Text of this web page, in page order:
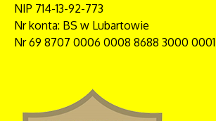
NIP 714-13-92-773
Nr konta: BS w Lubartowie
Nr 69 8707 0006 0008 8688 3000 0001